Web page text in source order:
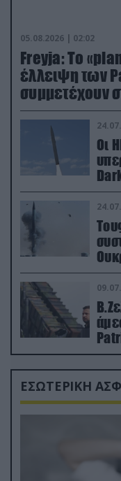
05.08.2026 | 02:02
Freyja: Το
έλλειψη των
συμμετέχουν
Οι
ΕΣΩΤΕΡΙΚΗ